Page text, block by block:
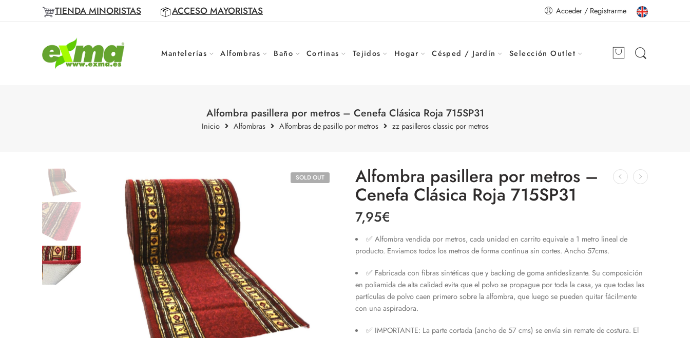
TIENDA MINORISTAS ACCESO MAYORISTAS Acceder / Registrarme
Mantelerías Alfombras Baño Cortinas Tejidos Hogar Césped / Jardín Selección Outlet
Alfombra pasillera por metros – Cenefa Clásica Roja 715SP31
Inicio Alfombras Alfombras de pasillo por metros zz pasilleros classic por metros
SOLD OUT Alfombra pasillera por metros –
Cenefa Clásica Roja 715SP31
7,95€
✅ Alfombra vendida por metros, cada unidad en carrito equivale a 1 metro lineal de
producto. Enviamos todos los metros de forma continua sin cortes. Ancho 57cms.
✅ Fabricada con fibras sintéticas que y backing de goma antideslizante. Su composición
en poliamida de alta calidad evita que el polvo se propague por toda la casa, ya que todas las
partículas de polvo caen primero sobre la alfombra, que luego se pueden quitar fácilmente
con una aspiradora.
✅ IMPORTANTE: La parte cortada (ancho de 57 cms) se envía sin remate de costura. El